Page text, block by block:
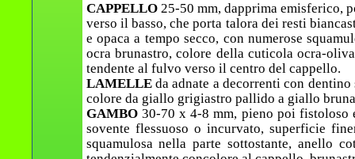
CAPPELLO 25-50 mm, dapprima emisferico,
verso il basso, che porta talora dei resti
e opaca a tempo secco, con numerose
ocra brunastro, colore della cuticola ocra-
tendente al fulvo verso il centro del cappello.
LAMELLE da adnate a decorrenti con
colore da giallo grigiastro pallido a giallo
GAMBO 30-70 x 4-8 mm, pieno poi fistoloso
sovente flessuoso o incurvato, superficie
squamulosa nella parte sottostante, anello